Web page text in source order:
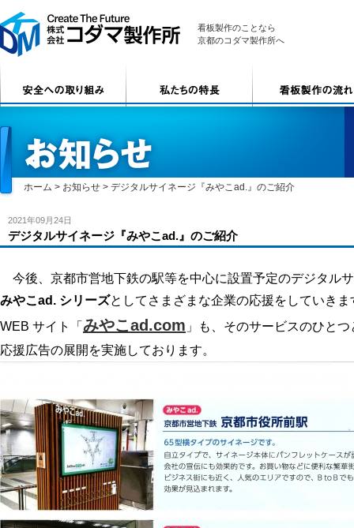
看板製作のことなら
京都のコダマ製作所へ
ホーム > お知らせ > デジタルサイネージ『みやこad.』のご紹介
2021年09月24日
デジタルサイネージ『みやこad.』のご紹介
今後、京都市営地下鉄の駅等を中心に設置予定のデジタル
みやこad. シリーズとして さまざまな企業の応援をしていきま
WEB サイト「 みやこad .com 」も、そのサービスのひとつ
応援広告の展開を実施しております。